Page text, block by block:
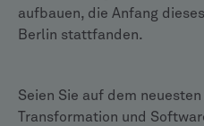
aufbauen, die Anfang
Berlin stattfanden.
Seien Sie auf dem
Transformation und